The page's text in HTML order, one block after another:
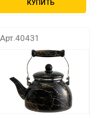
КУПИТЬ
Арт.40431